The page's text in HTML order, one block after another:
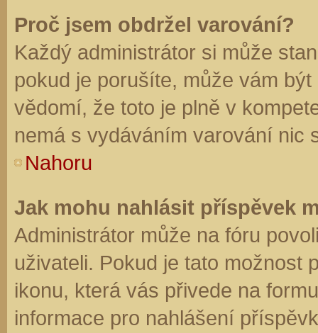
Proč jsem obdržel varování?
Každý administrátor si může
pokud je porušíte, může vám
vědomí, že toto je plně v
nemá s vydáváním varování nic
Nahoru
Jak mohu nahlásit příspěvek
Administrátor může na fóru
uživateli. Pokud je tato možnost
ikonu, která vás přivede na
informace pro nahlášení